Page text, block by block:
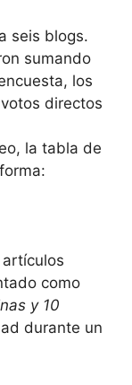
seis blogs.
sumando
los
directos
la tabla de
como
y 10
durante un